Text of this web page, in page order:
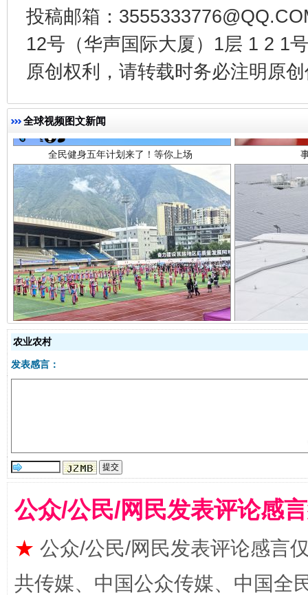
投稿邮箱：
12号（华声国际大厦）1层 1 2 1
原创权利，请转载时务必注明原
全球视频图文新闻
全民健身五年计划来了！等你上场
阿坝州三大球赛在茂县开幕 规模
农业农村
发表感言：
公众/公民/网民发表评论感
★ 公众/公民/网民发表评论感言
共传媒、中国公众传媒、中国全